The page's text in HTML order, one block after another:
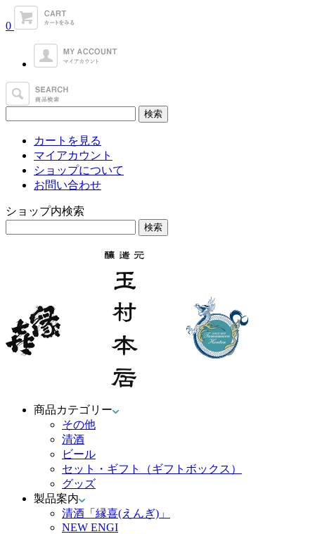
0
カートを見る
マイアカウント
ショップについて
お問い合わせ
ショップ内検索
商品カテゴリー
その他
清酒
ビール
セット・ギフト（ギフトボックス）
グッズ
製品案内
清酒「縁喜(えんぎ)」
NEW ENGI